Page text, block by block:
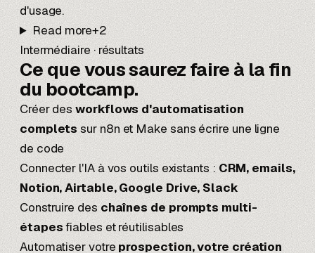
d'usage.
Read more+2
Intermédiaire · résultats
Ce que vous saurez faireà la fin
du bootcamp.
Créer desworkflows d'automatisation
completssur n8n et Make sans écrire une ligne
de code
Connecter l'IA à vos outils existants :CRM, emails,
Notion, Airtable, Google Drive, Slack
Construire des chaînes de prompts multi-
étapesfiables et réutilisables
Automatiser votre prospection, votre création